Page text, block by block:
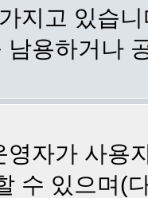
지고 있습
남용하거나
영자가 사용
수 있으며(